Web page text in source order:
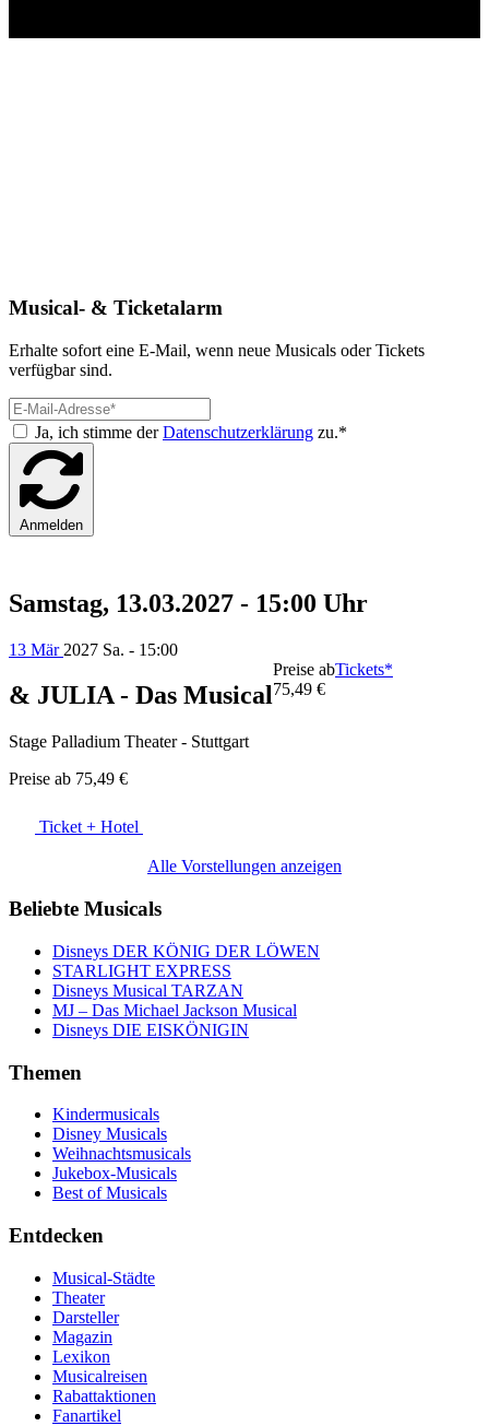
Musical- & Ticketalarm
Erhalte sofort eine E-Mail, wenn neue Musicals oder Tickets
verfügbar sind.
Ja, ich stimme derDatenschutzerklärung zu.*
Anmelden
Samstag, 13.03.2027 - 15:00 Uhr
13 Mär 2027 Sa. - 15:00
& JULIA - Das Musical
Stage Palladium Theater - Stuttgart
Preise ab 75,49 €
Preise ab
75,49 €
Tickets*
Ticket + Hotel
Alle Vorstellungen anzeigen
Beliebte Musicals
Disneys DER KÖNIG DER LÖWEN
STARLIGHT EXPRESS
Disneys Musical TARZAN
MJ – Das Michael Jackson Musical
Disneys DIE EISKÖNIGIN
Themen
Kindermusicals
Disney Musicals
Weihnachtsmusicals
Jukebox-Musicals
Best of Musicals
Entdecken
Musical-Städte
Theater
Darsteller
Magazin
Lexikon
Musicalreisen
Rabattaktionen
Fanartikel